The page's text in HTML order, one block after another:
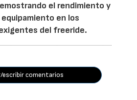
el rendimiento y
en los
del freeride.
escribir comentarios